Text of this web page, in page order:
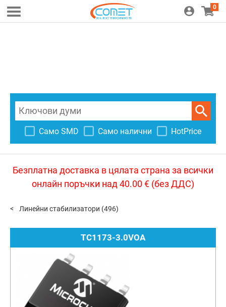
0
Само SMD Само налични HotPrice
Безплатна доставка в цялата страна за всички
онлайн поръчки над 40.00 € (без ДДС)
Линейни стабилизатори (496)
TC1173-3.0VOA